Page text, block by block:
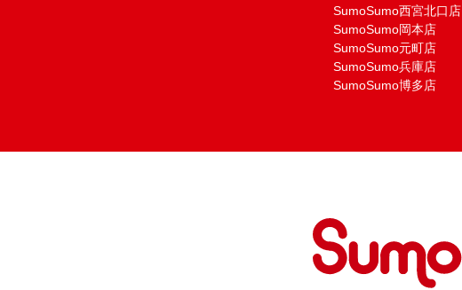
SumoSumo西宮北口店
SumoSumo岡本店
SumoSumo元町店
SumoSumo兵庫店
SumoSumo博多店